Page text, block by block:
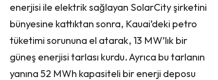
enerjisi ile elektrik sağlayan SolarCity şirketini
bünyesine kattıktan sonra, Kauai’deki petro
tüketimi sorununa el atarak, 13 MW’lık bir
güneş enerjisi tarlası kurdu. Ayrıca bu tarlanın
yanına 52 MWh kapasiteli bir enerji deposu